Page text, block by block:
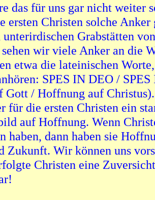
das für uns gar nicht weiter
ersten Christen solche Anker
Grabstätten
wir viele Anker an die
etwa die lateinischen
SPES IN DEO /
Gott / Hoffnung auf
für die ersten Christen ein
auf Hoffnung. Wenn
haben, dann haben sie
Zukunft. Wir können uns
Christen eine